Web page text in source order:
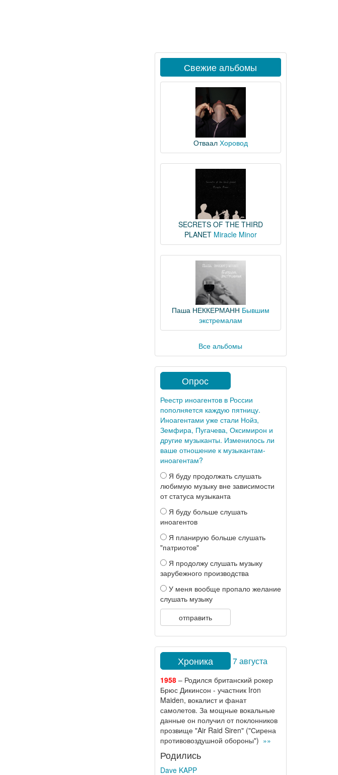
Свежие альбомы
Отваал Хоровод
SECRETS OF THE THIRD
PLANET Miracle Minor
Паша НЕККЕРМАНН Бывшим
экстремалам
Все альбомы
Опрос
Реестр иноагентов в России
пополняется каждую пятницу.
Иноагентами уже стали Нойз,
Земфира, Пугачева, Оксимирон и
другие музыканты. Изменилось ли
ваше отношение к музыкантам-
иноагентам?
Я буду продолжать слушать
любимую музыку вне зависимости
от статуса музыканта
Я буду больше слушать
иноагентов
Я планирую больше слушать
"патриотов"
Я продолжу слушать музыку
зарубежного производства
У меня вообще пропало желание
слушать музыку
отправить
Хроника 7 августа
1958– Родился британский рокер
Брюс Дикинсон - участник Iron
Maiden, вокалист и фанат
самолетов. За мощные вокальные
данные он получил от поклонников
прозвище "Air Raid Siren" ("Сирена
противовоздушной обороны") »»
Родились
Dave KAPP